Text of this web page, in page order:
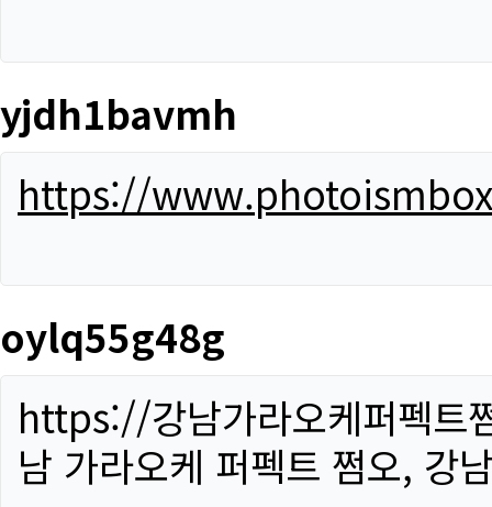
yjdh1bavmh
https://
oylq55g48g
https://강남가라오케퍼펙트
남 가라오케 퍼펙트 쩜오, 강